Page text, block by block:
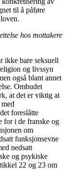
til å påføre
hos mottakere
ikke bare seksuell
og livssyn
også blant annet
Ombudet
at det er viktig at
foreslåtte
for i de franske og
om
funksjonsevne
nedsatt
og psykiske
22 og 23 om